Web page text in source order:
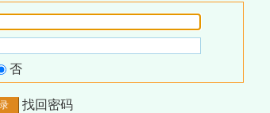
否
找回密码